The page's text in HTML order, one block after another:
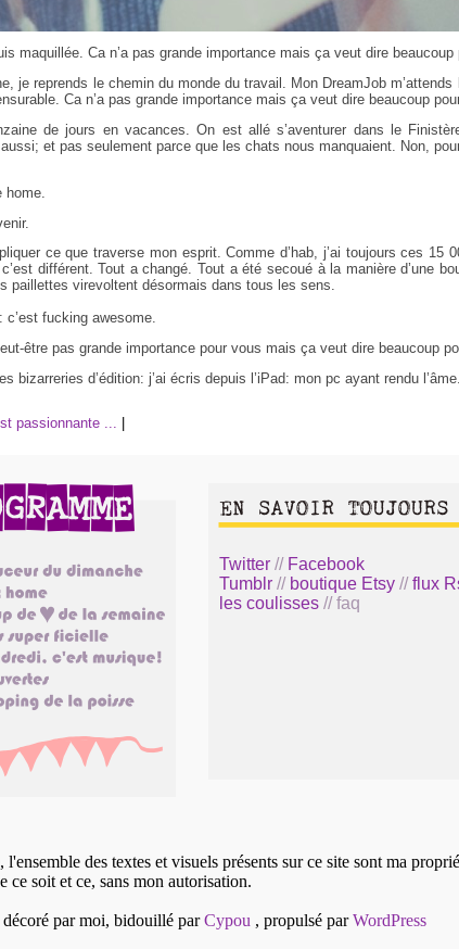
maquillée. Ca n’a pas grande importance mais ça veut dire beaucoup
je reprends le chemin du monde du travail. Mon DreamJob
Ca n’a pas grande importance mais ça veut dire beaucoup
de jours en vacances. On est allé s’aventurer dans le
et pas seulement parce que les chats nous manquaient. Non,
home.
ce que traverse mon esprit. Comme d’hab, j’ai toujours ces 15
différent. Tout a changé. Tout a été secoué à la manière d’une
paillettes virevoltent désormais dans tous les sens.
fucking awesome.
être pas grande importance pour vous mais ça veut dire beaucoup
bizarreries d’édition: j’ai écris depuis l’iPad: mon pc ayant rendu l’âme.
passionnante ... |
Twitter // Facebook
Tumblr // boutique Etsy //flux
les coulisses // faq
l'ensemble des textes et visuels présents sur ce site sont ma
ce soit et ce, sans mon autorisation.
par moi, bidouillé parCypou , propulsé parWordPress